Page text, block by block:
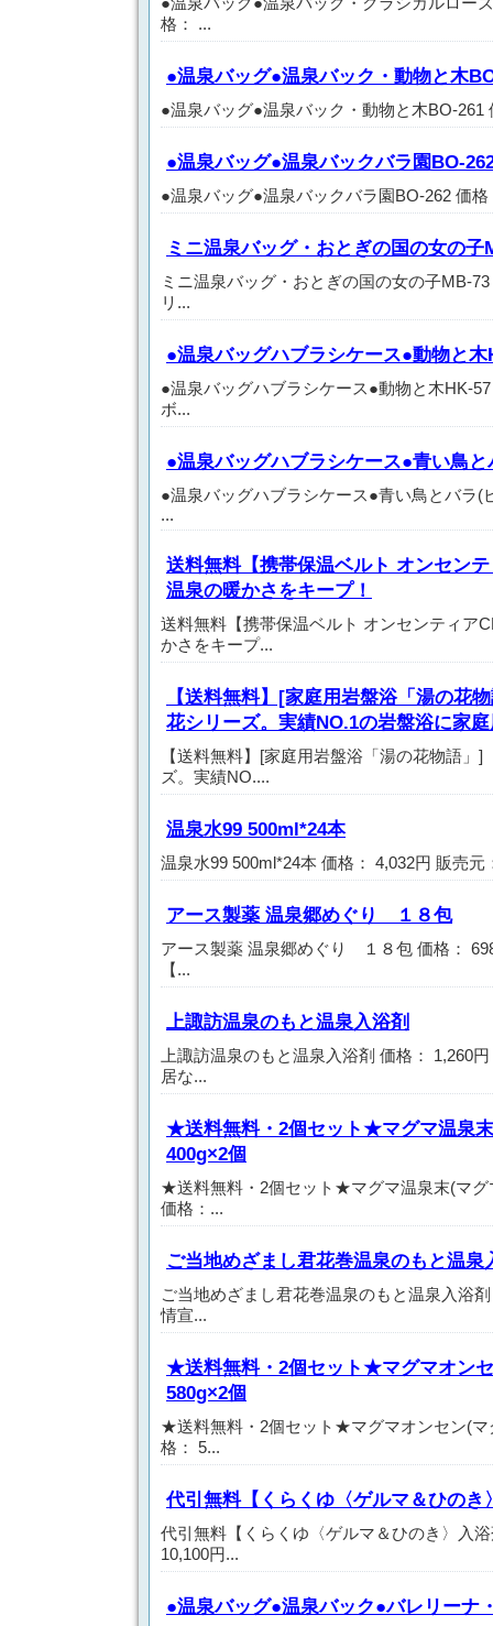
格： ...
●温泉バッグ●温泉バック・動物と木
●温泉バッグ●温泉バック・動物と木BO-261
●温泉バッグ●温泉バックバラ園BO-
●温泉バッグ●温泉バックバラ園BO-262 価
ミニ温泉バッグ・おとぎの国の女の子
ミニ温泉バッグ・おとぎの国の女の子MB-
リ...
●温泉バッグハブラシケース●動物と木
●温泉バッグハブラシケース●動物と木HK-
ボ...
●温泉バッグハブラシケース●青い鳥
●温泉バッグハブラシケース●青い鳥とバラ(
...
送料無料【携帯保温ベルト オンセン
温泉の暖かさをキープ！
送料無料【携帯保温ベルト オンセンティア
かさをキープ...
【送料無料】[家庭用岩盤浴「湯の花
花シリーズ。実績NO.1の岩盤浴に家
【送料無料】[家庭用岩盤浴「湯の花物語
ズ。実績NO....
温泉水99 500ml*24本
温泉水99 500ml*24本 価格： 4,032円 販売元
アース製薬 温泉郷めぐり １８包
アース製薬 温泉郷めぐり １８包 価格：
【...
上諏訪温泉のもと温泉入浴剤
上諏訪温泉のもと温泉入浴剤 価格： 1,260
居な...
★送料無料・2個セット★マグマ温泉
400g×2個
★送料無料・2個セット★マグマ温泉末(マグ
価格：...
ご当地めざまし君花巻温泉のもと温泉
ご当地めざまし君花巻温泉のもと温泉入浴
情宣...
★送料無料・2個セット★マグマオン
580g×2個
★送料無料・2個セット★マグマオンセン(マ
格： 5...
代引無料【くらくゆ〈ゲルマ＆ひのき
代引無料【くらくゆ〈ゲルマ＆ひのき〉入
10,100円...
●温泉バッグ●温泉バック●バレリーナ